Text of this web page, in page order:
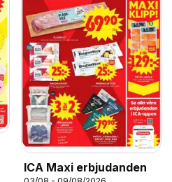
ICA Maxi erbjudanden